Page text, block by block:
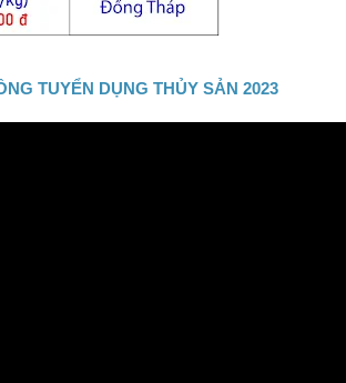
TUYỂN DỤNG THỦY SẢN 2023